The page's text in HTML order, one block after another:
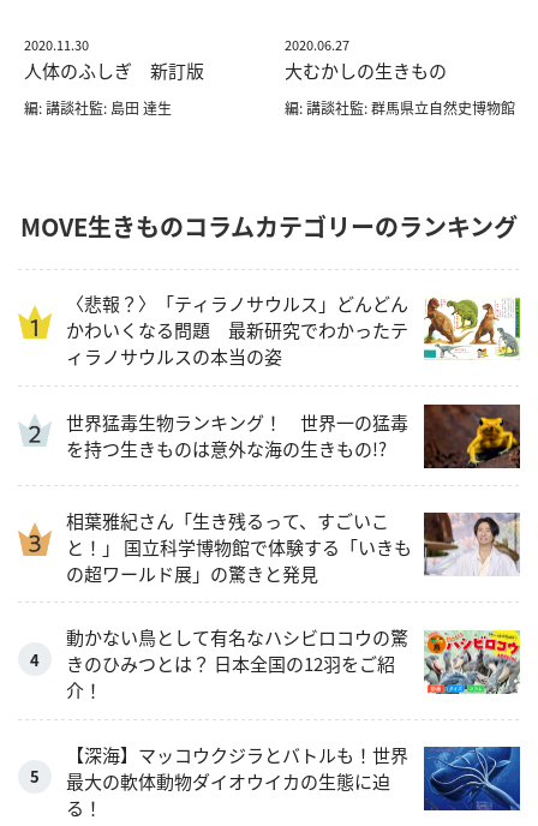
2020.11.30
人体のふしぎ 新訂版
編: 講談社監: 島田 達生
2020.06.27
大むかしの生きもの
編: 講談社監: 群馬県立自然史博物館
MOVE生きものコラムカテゴリーのランキング
〈悲報？〉「ティラノサウルス」どんどん
かわいくなる問題 最新研究でわかったテ
ィラノサウルスの本当の姿
世界猛毒生物ランキング！ 世界一の猛毒
を持つ生きものは意外な海の生きもの!?
相葉雅紀さん「生き残るって、すごいこ
と！」 国立科学博物館で体験する「いきも
の超ワールド展」の驚きと発見
動かない鳥として有名なハシビロコウの驚
きのひみつとは？ 日本全国の12羽をご紹
介！
【深海】マッコウクジラとバトルも！世界
最大の軟体動物ダイオウイカの生態に迫
る！